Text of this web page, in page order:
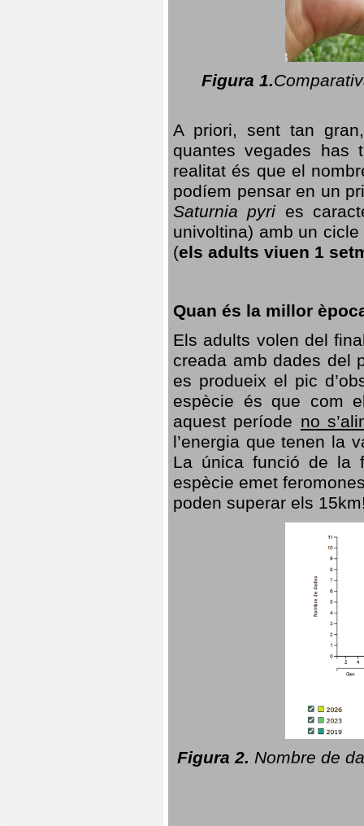
Figura 1.
A priori, sent tan
quantes vegades has
realitat és que el
podíem pensar en un
Saturnia pyri es
univoltina) amb un
(els adults viuen 1
Quan és la millor
Els adults volen del
creada amb dades del
es produeix el pic
espècie és que com
aquest període no
l’energia que tenen la
La única funció de la
espècie emet
poden superar els
Figura 2. Nombre de